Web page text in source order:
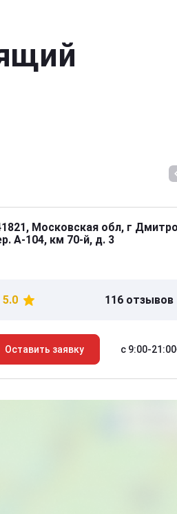
Московская обл, г
А-104, км 70-й, д. 3
5.0 116 отзывов
Оставить заявку с 9:00-21:00